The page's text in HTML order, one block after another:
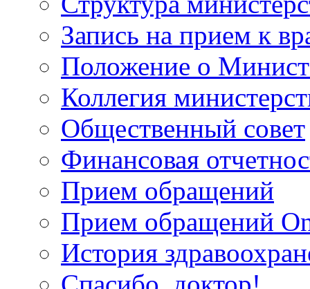
Запись на прием к
Положение о
Коллегия
Общественный совет
Финансовая
Прием обращений
Прием обращений
История